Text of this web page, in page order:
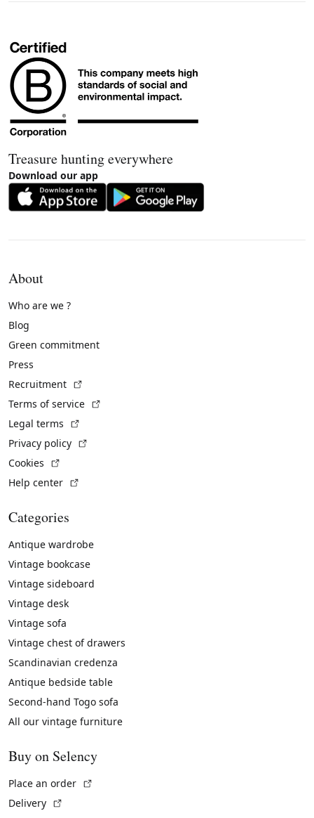
Treasure hunting everywhere
Download our app
About
Who are we ?
Blog
Green commitment
Press
Recruitment
Terms of service
Legal terms
Privacy policy
Cookies
Help center
Categories
Antique wardrobe
Vintage bookcase
Vintage sideboard
Vintage desk
Vintage sofa
Vintage chest of drawers
Scandinavian credenza
Antique bedside table
Second-hand Togo sofa
All our vintage furniture
Buy on Selency
Place an order
Delivery